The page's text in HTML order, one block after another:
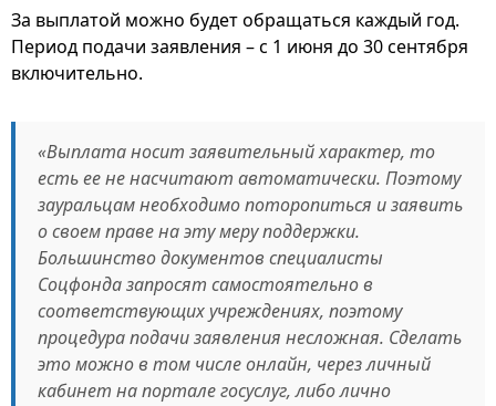
За выплатой можно будет обращаться каждый год.
Период подачи заявления – с 1 июня до 30 сентября
включительно.
«Выплата носит заявительный характер, то
есть ее не насчитают автоматически. Поэтому
зауральцам необходимо поторопиться и заявить
о своем праве на эту меру поддержки.
Большинство документов специалисты
Соцфонда запросят самостоятельно в
соответствующих учреждениях, поэтому
процедура подачи заявления несложная. Сделать
это можно в том числе онлайн, через личный
кабинет на портале госуслуг, либо лично